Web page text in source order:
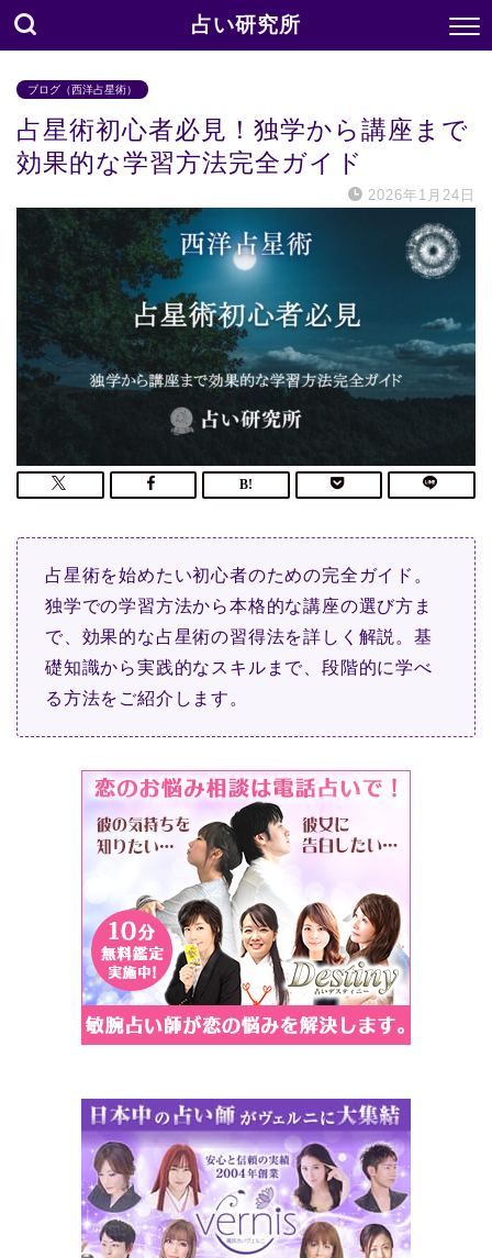
占い研究所
ブログ（西洋占星術）
占星術初心者必見！独学から講座まで
効果的な学習方法完全ガイド
2026年1月24日
占星術を始めたい初心者のための完全ガイド。
独学での学習方法から本格的な講座の選び方ま
で、効果的な占星術の習得法を詳しく解説。基
礎知識から実践的なスキルまで、段階的に学べ
る方法をご紹介します。